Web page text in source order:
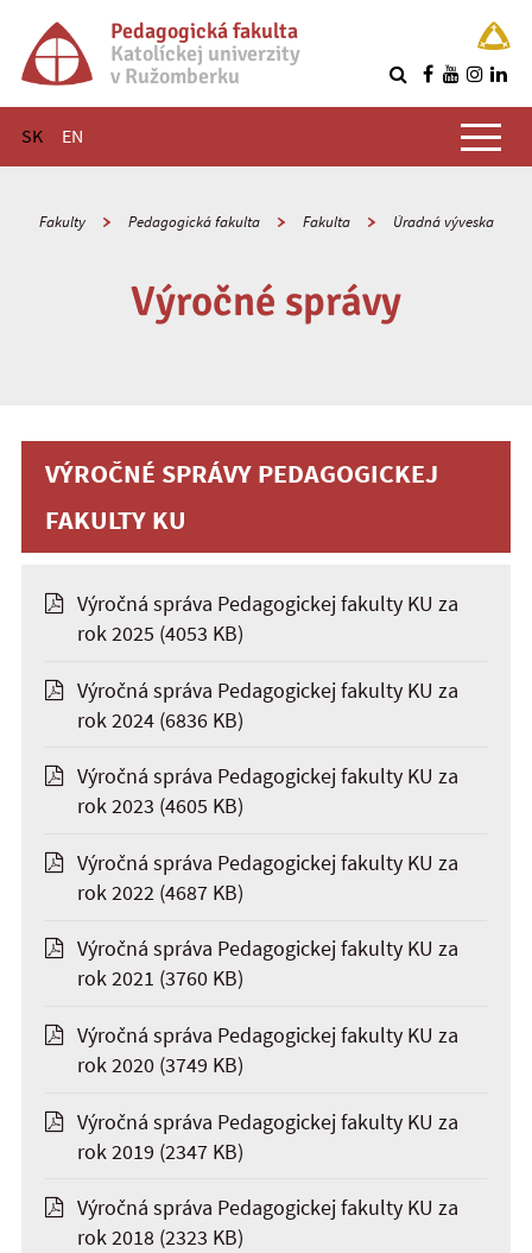
Pedagogická fakulta
Katolíckej univerzity
v Ružomberku
SK EN
Hlavné menu
Fakulty Pedagogická fakulta Fakulta Úradná výveska
Výročné správy
VÝROČNÉ SPRÁVY PEDAGOGICKEJ
FAKULTY KU
Výročná správa Pedagogickej fakulty KU za
rok 2025 (4053 KB)
Výročná správa Pedagogickej fakulty KU za
rok 2024 (6836 KB)
Výročná správa Pedagogickej fakulty KU za
rok 2023 (4605 KB)
Výročná správa Pedagogickej fakulty KU za
rok 2022 (4687 KB)
Výročná správa Pedagogickej fakulty KU za
rok 2021 (3760 KB)
Výročná správa Pedagogickej fakulty KU za
rok 2020 (3749 KB)
Výročná správa Pedagogickej fakulty KU za
rok 2019 (2347 KB)
Výročná správa Pedagogickej fakulty KU za
rok 2018 (2323 KB)